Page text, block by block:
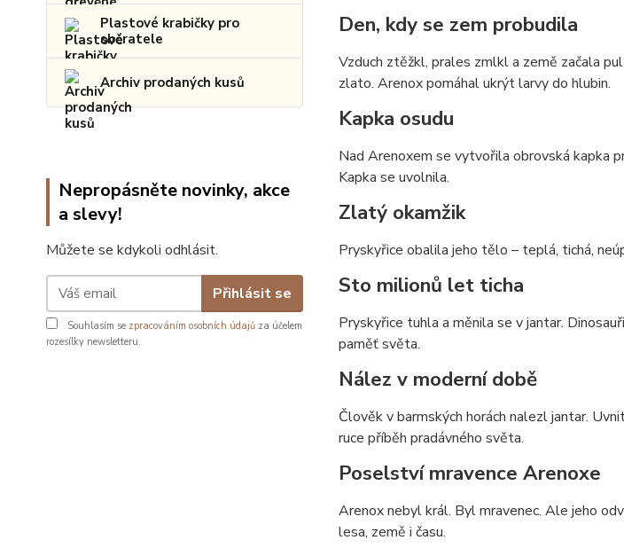
Plastové krabičky pro
sběratele
Archiv prodaných kusů
Nepropásněte novinky, akce
a slevy!
Můžete se kdykoli odhlásit.
Přihlásit se
Souhlasím se zpracováním osobních údajů za účelem
rozesílky newsletteru.
Den, kdy se zem probudila
Vzduch ztěžkl, prales zmlkl a země začala
zlato. Arenox pomáhal ukrýt larvy do hlubin.
Kapka osudu
Nad Arenoxem se vytvořila obrovská kapka
Kapka se uvolnila.
Zlatý okamžik
Pryskyřice obalila jeho tělo – teplá, tichá,
Sto milionů let ticha
Pryskyřice tuhla a měnila se v jantar.
paměť světa.
Nález v moderní době
Člověk v barmských horách nalezl jantar.
ruce příběh pradávného světa.
Poselství mravence Arenoxe
Arenox nebyl král. Byl mravenec. Ale jeho
lesa, země i času.